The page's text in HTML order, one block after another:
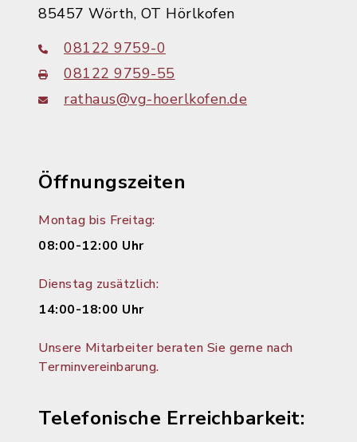
85457 Wörth, OT Hörlkofen
08122 9759-0
08122 9759-55
rathaus@vg-hoerlkofen.de
Öffnungszeiten
Montag bis Freitag:
08:00-12:00 Uhr
Dienstag zusätzlich:
14:00-18:00 Uhr
Unsere Mitarbeiter beraten Sie gerne nach
Terminvereinbarung.
Telefonische Erreichbarkeit: